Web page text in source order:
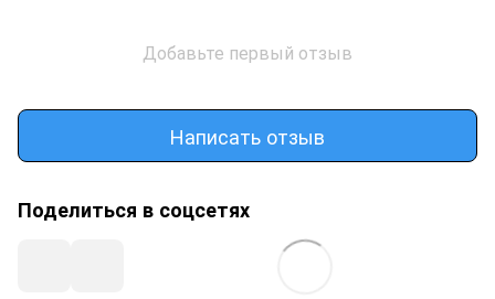
Добавьте первый отзыв
Написать отзыв
Поделиться в соцсетях